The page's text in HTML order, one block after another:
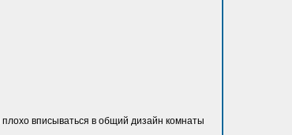
плохо вписываться в общий дизайн комнаты